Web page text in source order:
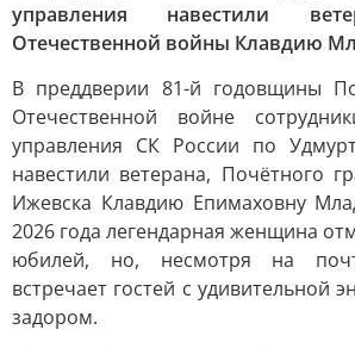
управления навестили
Отечественной войны Клавдию
В преддверии 81-й годовщины
Отечественной войне
управления СК России по
навестили ветерана, Почётного
Ижевска Клавдию Епимаховну
2026 года легендарная женщина
юбилей, но, несмотря на
встречает гостей с удивительной
задором.